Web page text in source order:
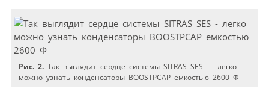
Рис. 2. Так выглядит сердце системы SITRAS SES — легко
можно узнать конденсаторы BOOSTPCAP емкостью 2600 Ф